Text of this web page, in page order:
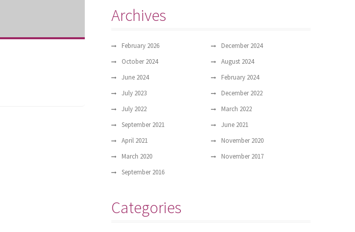
Archives
February 2026
December 2024
October 2024
August 2024
June 2024
February 2024
July 2023
December 2022
July 2022
March 2022
September 2021
June 2021
April 2021
November 2020
March 2020
November 2017
September 2016
Categories